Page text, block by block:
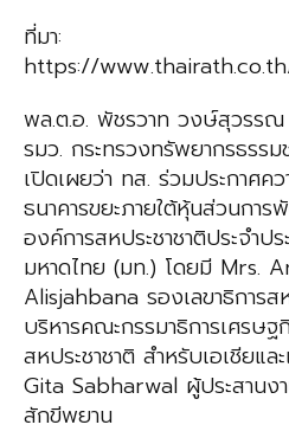
ที่มา:
https://
พล.ต.อ. พัชรวาท วงษ์สุวรรณ
รมว. กระทรวงทรัพยากรธรร
เปิดเผยว่า ทส. ร่วมประกาศค
ธนาคารขยะภายใต้หุ้นส่วนกา
องค์การสหประชาชาติประจำป
มหาดไทย (มท.) โดยมี Mrs.
Alisjahbana รองเลขาธิการส
บริหารคณะกรรมาธิการเศรษ
สหประชาชาติ สำหรับเอเชียแ
Gita Sabharwal ผู้ประสานง
สักขีพยาน